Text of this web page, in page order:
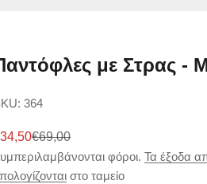
με Στρας -
364
πώλησης
Κανονική τιμή
€69,00
φόροι.Τα έξοδα
στο ταμείο